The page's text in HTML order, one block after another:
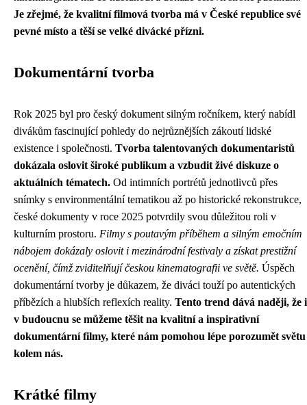
Je zřejmé, že kvalitní filmová tvorba má v České republice své
pevné místo a těší se velké divácké přízni.
Dokumentární tvorba
Rok 2025 byl pro český dokument silným ročníkem, který nabídl
divákům fascinující pohledy do nejrůznějších zákoutí lidské
existence i společnosti. Tvorba talentovaných dokumentaristů
dokázala oslovit široké publikum a vzbudit živé diskuze o
aktuálních tématech. Od intimních portrétů jednotlivců přes
snímky s environmentální tematikou až po historické rekonstrukce,
české dokumenty v roce 2025 potvrdily svou důležitou roli v
kulturním prostoru. Filmy s poutavým příběhem a silným emočním
nábojem dokázaly oslovit i mezinárodní festivaly a získat prestižní
ocenění, čímž zviditelňují českou kinematografii ve světě. Úspěch
dokumentární tvorby je důkazem, že diváci touží po autentických
příbězích a hlubších reflexích reality. Tento trend dává naději, že i
v budoucnu se můžeme těšit na kvalitní a inspirativní
dokumentární filmy, které nám pomohou lépe porozumět světu
kolem nás.
Krátké filmy